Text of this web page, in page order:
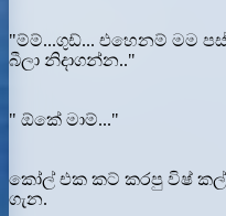
"ම්ම්...ගුඩ්... එහෙනම් මම
බීලා නිදාගන්න.."
" ඕකේ මාම්..."
කෝල් එක කට් කරපු විෂ්
ගැන.